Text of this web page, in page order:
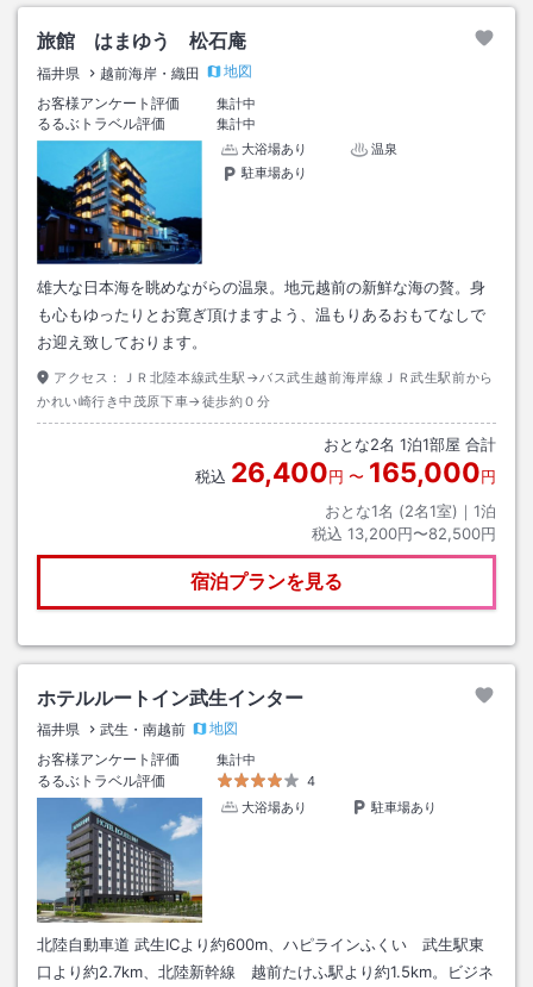
旅館 はまゆう 松石庵
福井県 越前海岸・織田
地図
お客様アンケート評価
集計中
るるぶトラベル評価
集計中
大浴場あり
温泉
駐車場あり
雄大な日本海を眺めながらの温泉。地元越前の新鮮な海の贅。身
も心もゆったりとお寛ぎ頂けますよう、温もりあるおもてなしで
お迎え致しております。
アクセス：
ＪＲ北陸本線武生駅→バス武生越前海岸線ＪＲ武生駅前から
かれい崎行き中茂原下車→徒歩約０分
おとな2名 1泊1部屋 合計
税込 26,400円 〜 165,000円
おとな1名 (2名1室)｜ 1泊
税込 13,200円〜82,500円
宿泊プランを見る
ホテルルートイン武生インター
福井県 武生・南越前
地図
お客様アンケート評価
集計中
るるぶトラベル評価
4
大浴場あり
駐車場あり
北陸自動車道 武生ICより約600m、ハピラインふくい 武生駅東
口より約2.7km、北陸新幹線 越前たけふ駅より約1.5km。ビジネ